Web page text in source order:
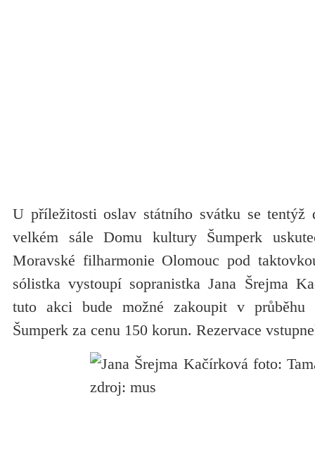
U příležitosti oslav státního svátku se tentýž
velkém sále Domu kultury Šumperk
Moravské filharmonie Olomouc pod
sólistka vystoupí sopranistka Jana Šrejma
tuto akci bude možné zakoupit v
Šumperk za cenu 150 korun. Rezervace